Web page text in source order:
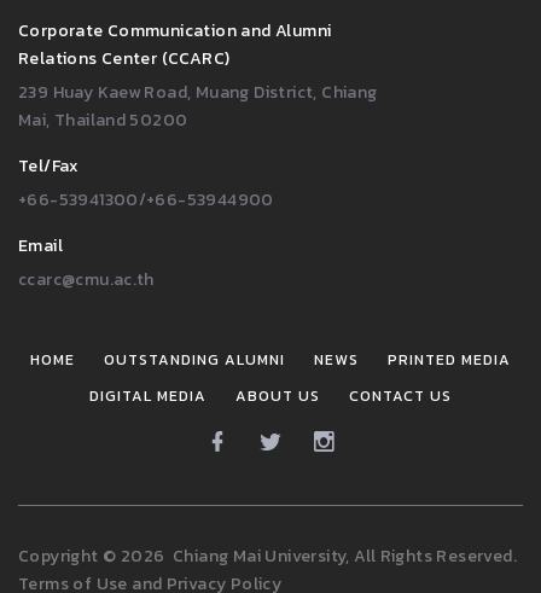
Corporate Communication and Alumni
Relations Center (CCARC)
239 Huay Kaew Road, Muang District, Chiang
Mai, Thailand 50200
Tel/Fax
+66-53941300/+66-53944900
Email
ccarc@cmu.ac.th
HOME OUTSTANDING ALUMNI NEWS
PRINTED MEDIA
DIGITAL MEDIA
ABOUT US CONTACT US
Copyright © 2026 Chiang Mai University, All Rights Reserved.
Terms of Use and Privacy Policy